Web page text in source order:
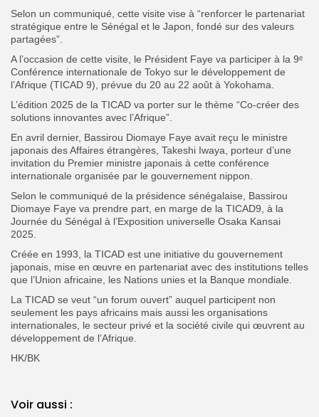
Selon un communiqué, cette visite vise à “renforcer le partenariat
stratégique entre le Sénégal et le Japon, fondé sur des valeurs
partagées”.
A l’occasion de cette visite, le Président Faye va participer à la 9ᵉ
Conférence internationale de Tokyo sur le développement de
l’Afrique (TICAD 9), prévue du 20 au 22 août à Yokohama.
L’édition 2025 de la TICAD va porter sur le thème “Co-créer des
solutions innovantes avec l’Afrique”.
En avril dernier, Bassirou Diomaye Faye avait reçu le ministre
japonais des Affaires étrangères, Takeshi Iwaya, porteur d’une
invitation du Premier ministre japonais à cette conférence
internationale organisée par le gouvernement nippon.
Selon le communiqué de la présidence sénégalaise, Bassirou
Diomaye Faye va prendre part, en marge de la TICAD9, à la
Journée du Sénégal à l’Exposition universelle Osaka Kansai
2025.
Créée en 1993, la TICAD est une initiative du gouvernement
japonais, mise en œuvre en partenariat avec des institutions telles
que l’Union africaine, les Nations unies et la Banque mondiale.
La TICAD se veut “un forum ouvert” auquel participent non
seulement les pays africains mais aussi les organisations
internationales, le secteur privé et la société civile qui œuvrent au
développement de l’Afrique.
HK/BK
Voir aussi :